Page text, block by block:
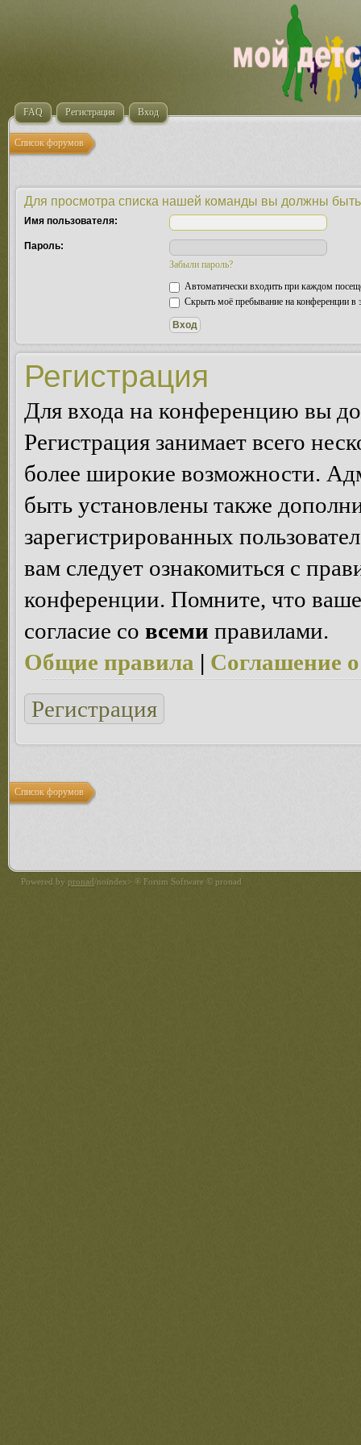
FAQ Регистрация Вход
Список форумов
Для просмотра списка нашей команды вы должны
Имя пользователя:
Пароль:
Забыли пароль?
Автоматически входить при каждом
Скрыть моё пребывание на конференции в
Регистрация
Для входа на конференцию вы
Регистрация занимает всего
более широкие возможности.
быть установлены также
зарегистрированных
вам следует ознакомиться с
конференции. Помните, что
согласие со всеми правилами.
Общие правила | Соглашение
Регистрация
Список форумов
Powered by pronad/noindex> ® Forum Software © pronad